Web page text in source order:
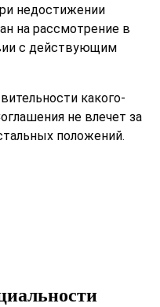
недостижении
на рассмотрение в
с действующим
какого-
не влечет за
положений.